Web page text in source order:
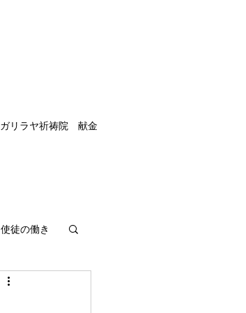
ガリラヤ祈祷院 献金
使徒の働き